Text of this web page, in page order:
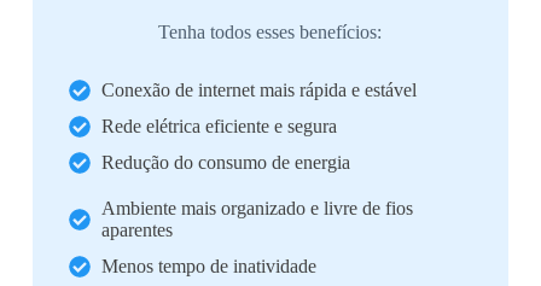
Tenha todos esses benefícios:
Conexão de internet mais rápida e estável
Rede elétrica eficiente e segura
Redução do consumo de energia
Ambiente mais organizado e livre de fios
aparentes
Menos tempo de inatividade